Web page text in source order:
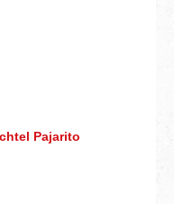
Pajarito